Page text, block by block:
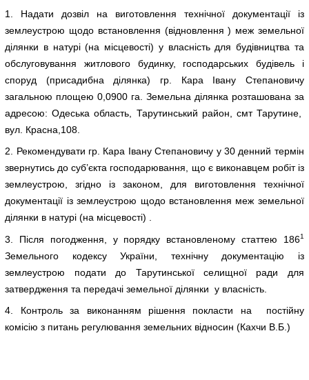
1. Надати дозвіл на виготовлення технічної документації із
землеустрою щодо встановлення (відновлення ) меж земельної
ділянки в натурі (на місцевості) у власність для будівництва та
обслуговування житлового будинку, господарських будівель і
споруд (присадибна ділянка) гр. Кара Івану Степановичу
загальною площею 0,0900 га. Земельна ділянка розташована за
адресою: Одеська область, Тарутинський район, смт Тарутине,
вул. Красна,108.
2. Рекомендувати гр. Кара Івану Степановичу у 30 денний термін
звернутись до суб’єкта господарювання, що є виконавцем робіт із
землеустрою, згідно із законом, для виготовлення технічної
документації із землеустрою щодо встановлення меж земельної
ділянки в натурі (на місцевості) .
3. Після погодження, у порядку встановленому статтею 1861
Земельного кодексу України, технічну документацію із
землеустрою подати до Тарутинської селищної ради для
затвердження та передачі земельної ділянки у власність.
4. Контроль за виконанням рішення покласти на постійну
комісію з питань регулювання земельних відносин (Кахчи В.Б.)